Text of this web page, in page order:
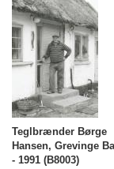
Teglbrænder Børge
Hansen, Grevinge
- 1991 (B8003)